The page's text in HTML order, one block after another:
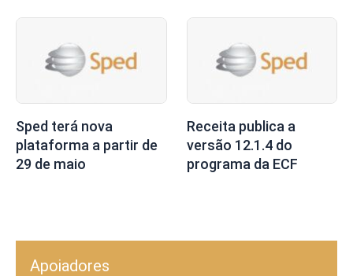
Sped terá nova
plataforma a partir de
29 de maio
Receita publica a
versão 12.1.4 do
programa da ECF
Apoiadores